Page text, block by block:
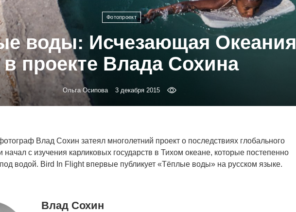
Фотопроект
воды: Исчезающая Океания
в проекте Влада Сохина
Ольга Осипова 3 декабря 2015
Влад Сохин затеял многолетний проект о последствиях глобального
начал с изучения карликовых государств в Тихом океане, которые постепенно
водой. Bird In Flight впервые публикует «Тёплые воды» на русском языке.
Влад Сохин